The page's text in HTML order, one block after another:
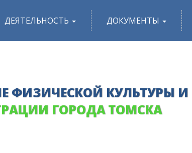
ДЕЯТЕЛЬНОСТЬ ДОКУМЕНТЫ
ФИЗИЧЕСКОЙ КУЛЬТУРЫ И
ГОРОДА ТОМСКА